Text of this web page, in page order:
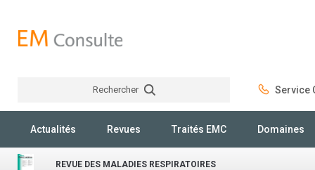
Rechercher Service
Actualités Revues Traités EMC Domaines
REVUE DES MALADIES RESPIRATOIRES